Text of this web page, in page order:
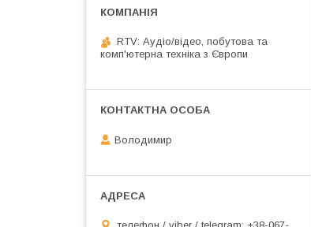
RTV: Аудіо/відео, побутова та
комп'ютерна техніка з Європи
Володимир